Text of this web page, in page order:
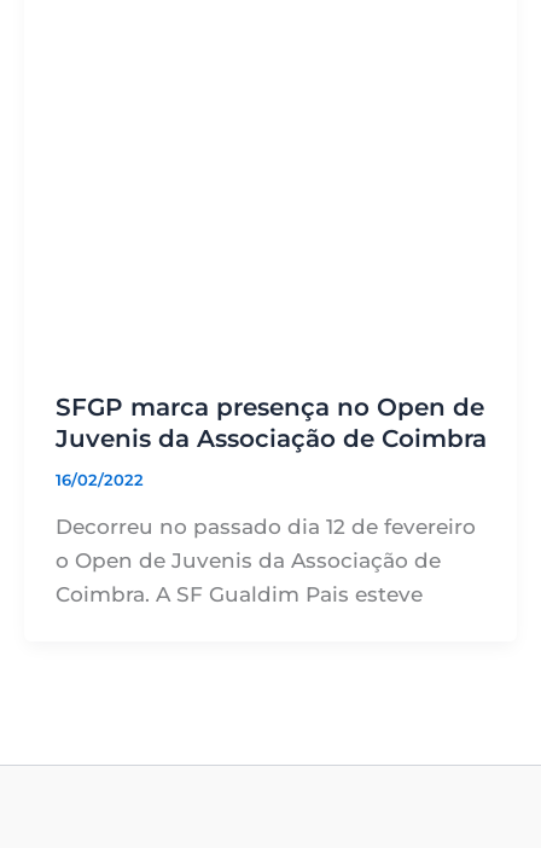
SFGP marca presença no Open de
Juvenis da Associação de Coimbra
16/02/2022
Decorreu no passado dia 12 de fevereiro
o Open de Juvenis da Associação de
Coimbra. A SF Gualdim Pais esteve